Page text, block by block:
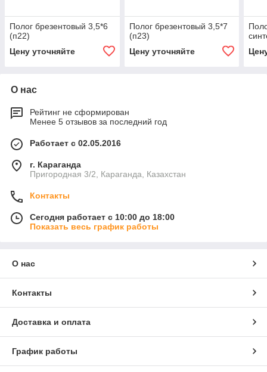
Полог брезентовый 3,5*6
(п22)
Цену уточняйте
Полог брезентовый 3,5*7
(п23)
Цену уточняйте
О нас
Рейтинг не сформирован
Менее 5 отзывов за последний год
Работает с 02.05.2016
г. Караганда
Пригородная 3/2, Караганда, Казахстан
Контакты
Сегодня работает с 10:00 до 18:00
Показать весь график работы
О нас
Контакты
Доставка и оплата
График работы